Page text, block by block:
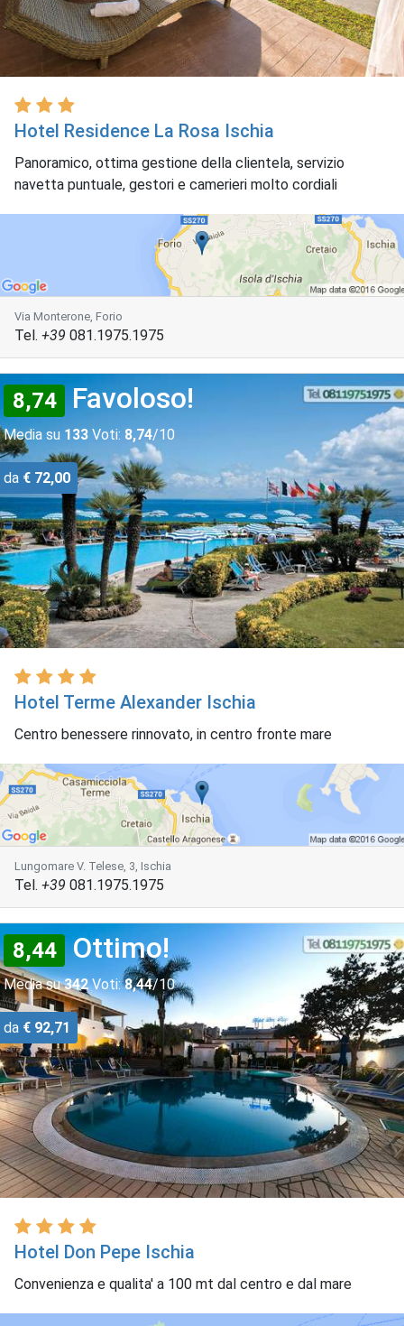
Hotel Residence La Rosa Ischia
Panoramico, ottima gestione della clientela, servizio
navetta puntuale, gestori e camerieri molto cordiali
Via Monterone, Forio
Tel. +39 081.1975.1975
8,74 Favoloso!
Media su 133 Voti: 8,74/10
da € 72,00
Hotel Terme Alexander Ischia
Centro benessere rinnovato, in centro fronte mare
Lungomare V. Telese, 3, Ischia
Tel. +39 081.1975.1975
8,44 Ottimo!
Media su342Voti: 8,44/10
da € 92,71
Hotel Don Pepe Ischia
Convenienza e qualita' a 100 mt dal centro e dal mare